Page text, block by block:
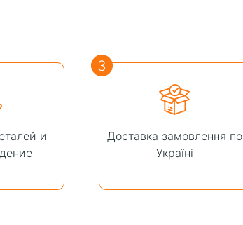
и
3
Доставка замовлення по
Україні